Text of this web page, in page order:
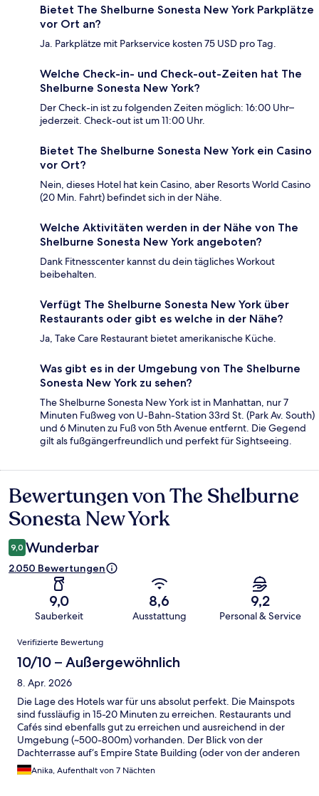
Bietet The Shelburne Sonesta New York Parkplätze
vor Ort an?
Ja. Parkplätze mit Parkservice kosten 75 USD pro Tag.
Welche Check-in- und Check-out-Zeiten hat The
Shelburne Sonesta New York?
Der Check-in ist zu folgenden Zeiten möglich: 16:00 Uhr–
jederzeit. Check-out ist um 11:00 Uhr.
Bietet The Shelburne Sonesta New York ein Casino
vor Ort?
Nein, dieses Hotel hat kein Casino, aber Resorts World Casino
(20 Min. Fahrt) befindet sich in der Nähe.
Welche Aktivitäten werden in der Nähe von The
Shelburne Sonesta New York angeboten?
Dank Fitnesscenter kannst du dein tägliches Workout
beibehalten.
Verfügt The Shelburne Sonesta New York über
Restaurants oder gibt es welche in der Nähe?
Ja, Take Care Restaurant bietet amerikanische Küche.
Was gibt es in der Umgebung von The Shelburne
Sonesta New York zu sehen?
The Shelburne Sonesta New York ist in Manhattan, nur 7
Minuten Fußweg von U-Bahn-Station 33rd St. (Park Av. South)
und 6 Minuten zu Fuß von 5th Avenue entfernt. Die Gegend
gilt als fußgängerfreundlich und perfekt für Sightseeing.
Bewertungen
Bewertungen von The Shelburne
Sonesta New York
9,0 Wunderbar
2.050 Bewertungen
9,0
Sauberkeit
8,6
Ausstattung
9,2
Personal & Service
Bewertungen
Verifizierte Bewertung
10/10 – Außergewöhnlich
8. Apr. 2026
Die Lage des Hotels war für uns absolut perfekt. Die Mainspots
sind fussläufig in 15-20 Minuten zu erreichen. Restaurants und
Cafés sind ebenfalls gut zu erreichen und ausreichend in der
Umgebung (~500-800m) vorhanden. Der Blick von der
Dachterrasse auf‘s Empire State Building (oder von der anderen
Seite auf’s Chrysler Building) ist ein absolutes Highlight! Die
Zimmer an sich sind ganz schön in die Jahre gekommen, sehr
Anika, Aufenthalt von 7 Nächten